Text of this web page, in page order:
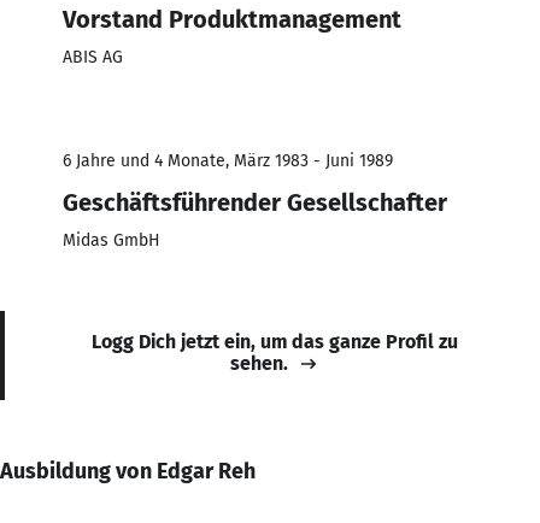
Vorstand Produktmanagement
ABIS AG
6 Jahre und 4 Monate, März 1983 - Juni 1989
Geschäftsführender Gesellschafter
Midas GmbH
Logg Dich jetzt ein, um das ganze Profil zu
sehen.
Ausbildung von Edgar Reh